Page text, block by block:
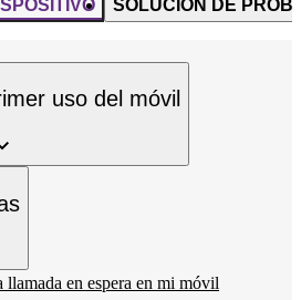
SOLUCIÓN DE
uso del móvil
en espera en mi móvil